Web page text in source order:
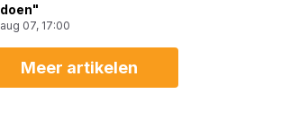
doen"
aug 07, 17:00
Meer artikelen